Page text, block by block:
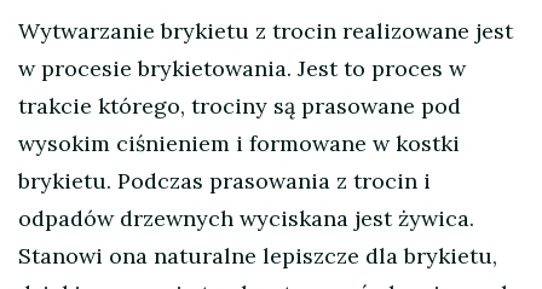
Wytwarzanie brykietu z trocin realizowane jest
w procesie brykietowania. Jest to proces w
trakcie którego, trociny są prasowane pod
wysokim ciśnieniem i formowane w kostki
brykietu. Podczas prasowania z trocin i
odpadów drzewnych wyciskana jest żywica.
Stanowi ona naturalne lepiszcze dla brykietu,